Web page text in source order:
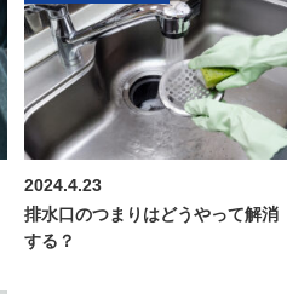
2024.4.23
排水口のつまりはどうやって解消
する？